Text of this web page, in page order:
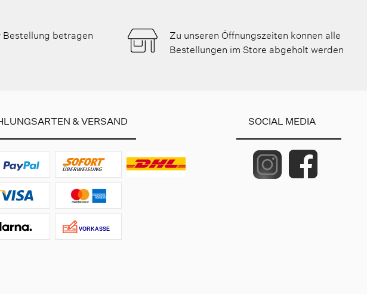
Bestellung betragen
Zu unseren Öffnungszeiten konnen alle
Bestellungen im Store abgeholt werden
& VERSAND SOCIAL MEDIA